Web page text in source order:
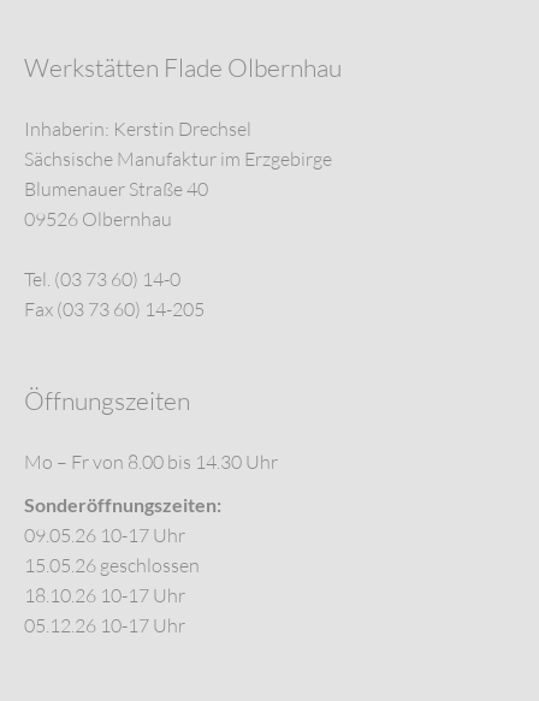
Werkstätten Flade Olbernhau
Inhaberin: Kerstin Drechsel
Sächsische Manufaktur im Erzgebirge
Blumenauer Straße 40
09526 Olbernhau
Tel. (03 73 60) 14-0
Fax (03 73 60) 14-205
Öffnungszeiten
Mo – Fr von 8.00 bis 14.30 Uhr
Sonderöffnungszeiten:
09.05.26 10-17 Uhr
15.05.26 geschlossen
18.10.26 10-17 Uhr
05.12.26 10-17 Uhr